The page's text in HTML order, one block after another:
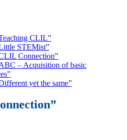
CLIL”
STEMist”
Connection”
– Acquisition of basic
yet the same”